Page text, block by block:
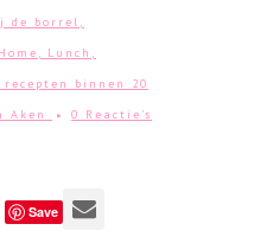
de borrel ,
Home , Lunch ,
recepten binnen 20
Aken 0 Reactie's
Save